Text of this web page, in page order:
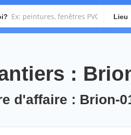
Lieu
:
d'affaire : Brion-